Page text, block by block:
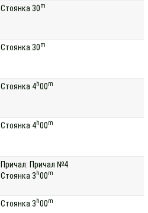
Стоянка 30m
Стоянка 30m
Стоянка 4h00m
Стоянка 4h00m
Причал: Причал №4
Стоянка 3 h00m
Стоянка 3 h00m